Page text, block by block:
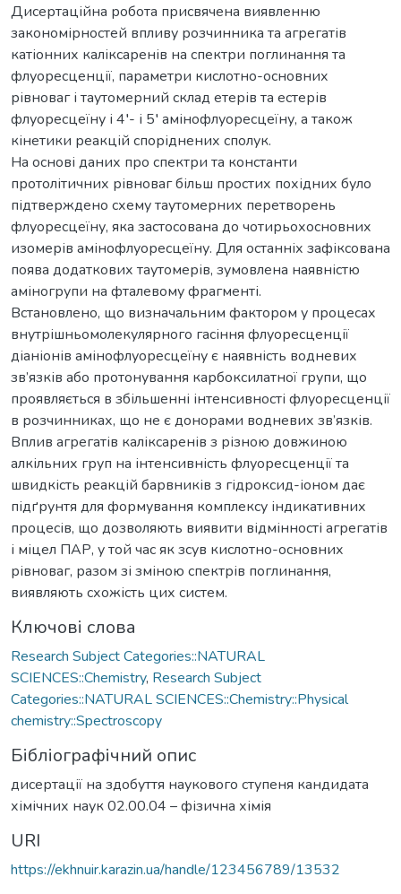
Дисертаційна робота присвячена виявленню
закономірностей впливу розчинника та агрегатів
катіонних каліксаренів на спектри поглинання та
флуоресценції, параметри кислотно-основних
рівноваг і таутомерний склад етерів та естерів
флуоресцеїну і 4′- і 5′ амінофлуоресцеїну, а також
кінетики реакцій споріднених сполук.
На основі даних про спектри та константи
протолітичних рівноваг більш простих похідних було
підтверждено схему таутомерних перетворень
флуоресцеїну, яка застосована до чотирьохосновних
изомерів амінофлуоресцеїну. Для останніх зафіксована
поява додаткових таутомерів, зумовлена наявністю
аміногрупи на фталевому фрагменті.
Встановлено, що визначальним фактором у процесах
внутрішньомолекулярного гасіння флуоресценції
діаніонів амінофлуоресцеїну є наявність водневих
зв’язків або протонування карбоксилатної групи, що
проявляється в збільшенні інтенсивності флуоресценції
в розчинниках, що не є донорами водневих зв’язків.
Вплив агрегатів каліксаренів з різною довжиною
алкільних груп на інтенсивність флуоресценції та
швидкість реакцій барвників з гідроксид-іоном дає
підґрунтя для формування комплексу індикативних
процесів, що дозволяють виявити відмінності агрегатів
і міцел ПАР, у той час як зсув кислотно-основних
рівноваг, разом зі зміною спектрів поглинання,
виявляють схожість цих систем.
Ключові слова
Research Subject Categories::NATURAL
SCIENCES::Chemistry, Research Subject
Categories::NATURAL SCIENCES::Chemistry::Physical
chemistry::Spectroscopy
Бібліографічний опис
дисертації на здобуття наукового ступеня кандидата
хімічних наук 02.00.04 – фізична хімія
URI
https://ekhnuir.karazin.ua/handle/123456789/13532